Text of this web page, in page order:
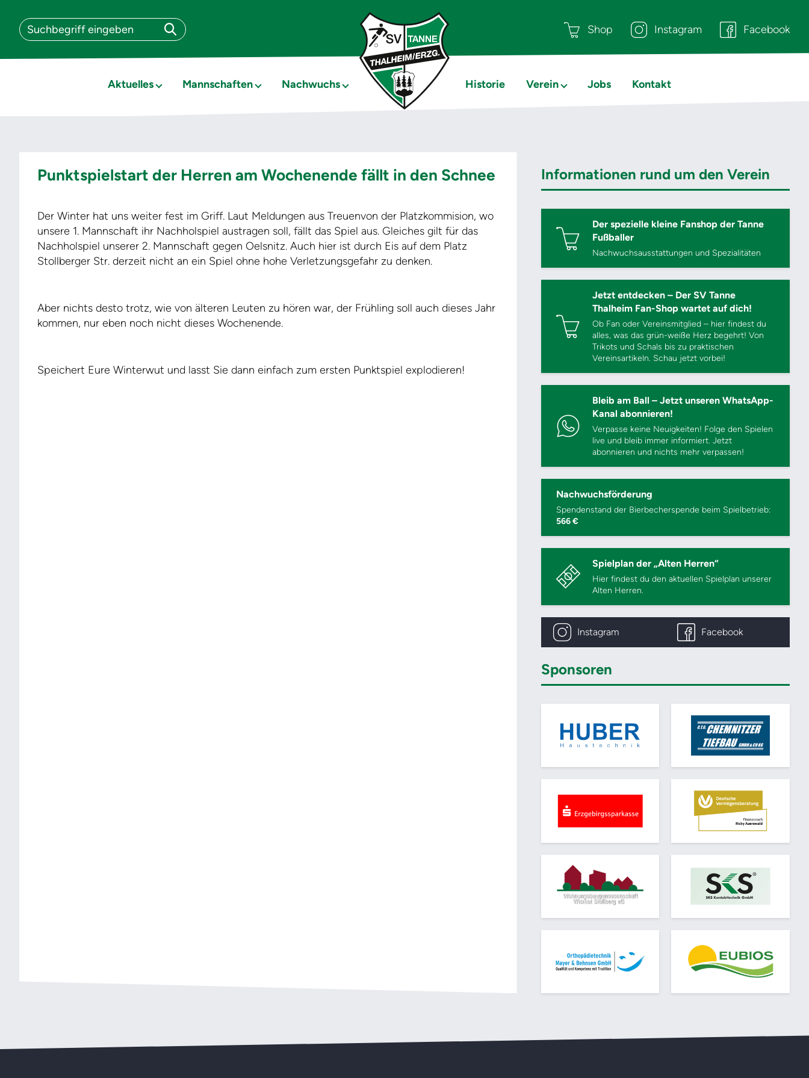
Shop Instagram Facebook
Aktuelles Mannschaften Nachwuchs Historie Verein Jobs Kontakt
Punktspielstart der Herren am Wochenende fällt in den Schnee
Der Winter hat uns weiter fest im Griff. Laut Meldungen aus Treuenvon der Platzkommision, wo
unsere 1. Mannschaft ihr Nachholspiel austragen soll, fällt das Spiel aus. Gleiches gilt für das
Nachholspiel unserer 2. Mannschaft gegen Oelsnitz. Auch hier ist durch Eis auf dem Platz
Stollberger Str. derzeit nicht an ein Spiel ohne hohe Verletzungsgefahr zu denken.
Aber nichts desto trotz, wie von älteren Leuten zu hören war, der Frühling soll auch dieses Jahr
kommen, nur eben noch nicht dieses Wochenende.
Speichert Eure Winterwut und lasst Sie dann einfach zum ersten Punktspiel explodieren!
Informationen rund um den Verein
Der spezielle kleine Fanshop der Tanne
Fußballer
Nachwuchsausstattungen und Spezialitäten
Jetzt entdecken – Der SV Tanne
Thalheim Fan-Shop wartet auf dich!
Ob Fan oder Vereinsmitglied – hier findest du
alles, was das grün-weiße Herz begehrt! Von
Trikots und Schals bis zu praktischen
Vereinsartikeln. Schau jetzt vorbei!
Bleib am Ball – Jetzt unseren WhatsApp-
Kanal abonnieren!
Verpasse keine Neuigkeiten! Folge den Spielen
live und bleib immer informiert. Jetzt
abonnieren und nichts mehr verpassen!
Nachwuchsförderung
Spendenstand der Bierbecherspende beim Spielbetrieb:
566 €
Spielplan der „Alten Herren“
Hier findest du den aktuellen Spielplan unserer
Alten Herren.
Instagram Facebook
Sponsoren